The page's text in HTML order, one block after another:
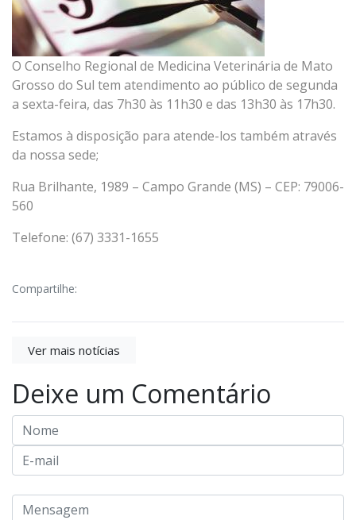
O Conselho Regional de Medicina Veterinária de Mato
Grosso do Sul tem atendimento ao público de segunda
a sexta-feira, das 7h30 às 11h30 e das 13h30 às 17h30.
Estamos à disposição para atende-los também através
da nossa sede;
Rua Brilhante, 1989 – Campo Grande (MS) – CEP: 79006-
560
Telefone: (67) 3331-1655
Compartilhe:
Ver mais notícias
Deixe um Comentário